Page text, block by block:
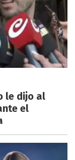
le dijo al
el